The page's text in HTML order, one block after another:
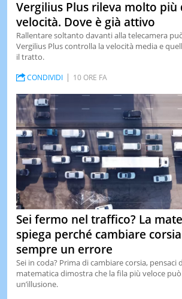
Vergilius Plus rileva molto più
velocità. Dove è già attivo
Rallentare soltanto davanti alla telecamera
Vergilius Plus controlla la velocità media e
il tratto.
CONDIVIDI 10 ORE FA
Sei fermo nel traffico? La
spiega perché cambiare
sempre un errore
Sei in coda? Prima di cambiare corsia, pensaci
matematica dimostra che la fila più veloce può
un’illusione.